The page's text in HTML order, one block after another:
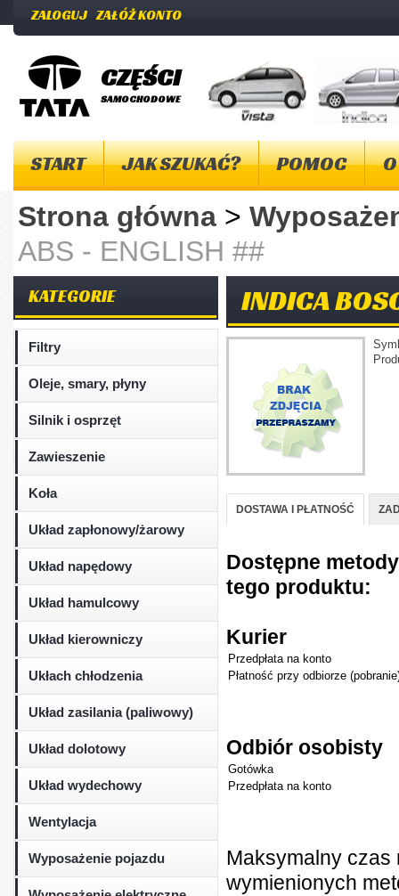
ZALOGUJ ZAŁÓŻ KONTO
CZĘŚCI
SAMOCHODOWE
START JAK SZUKAĆ? POMOC
Strona główna >
ABS - ENGLISH ##
KATEGORIE
Filtry
Oleje, smary, płyny
Silnik i osprzęt
Zawieszenie
Koła
Układ zapłonowy/żarowy
Układ napędowy
Układ hamulcowy
Układ kierowniczy
Ukłach chłodzenia
Układ zasilania (paliwowy)
Układ dolotowy
Układ wydechowy
Wentylacja
Wyposażenie pojazdu
INDICA
DOSTAWA I PŁATNOŚĆ
Dostępne
tego produktu:
Kurier
Przedpłata na konto
Płatność przy odbiorze
Odbiór osobisty
Gotówka
Przedpłata na konto
Maksymalny czas
wymienionych